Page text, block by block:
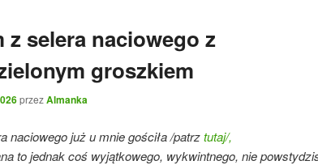
z selera naciowego z
groszkiem
przezAlmanka
naciowego już u mnie gościła /patrztutaj/,
to jednak coś wyjątkowego, wykwintnego, nie